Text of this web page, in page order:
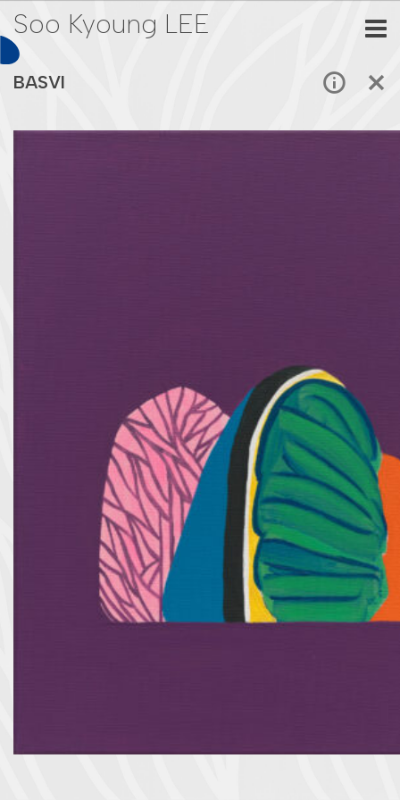
Soo Kyoung LEE
BASVI